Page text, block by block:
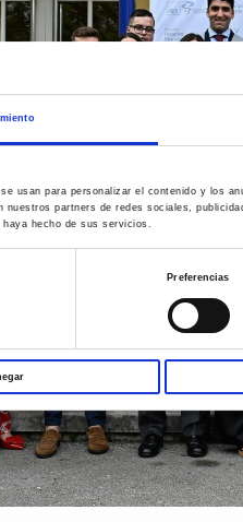
usan para personalizar el contenido y los
nuestros partners de redes sociales,
hecho de sus servicios.
Preferencias